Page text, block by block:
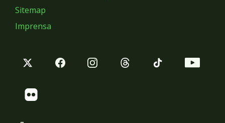
Sitemap
Imprensa